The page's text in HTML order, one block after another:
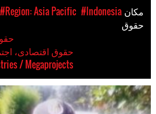
#Region: Asia Pacific #Indonesia
#حقوق اقتصادی،
/ Megaprojects